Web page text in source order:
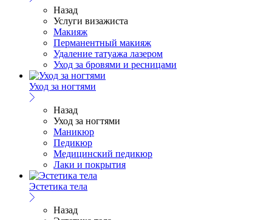
Назад
Услуги визажиста
Макияж
Перманентный макияж
Удаление татуажа лазером
Уход за бровями и ресницами
Уход за ногтями
Назад
Уход за ногтями
Маникюр
Педикюр
Медицинский педикюр
Лаки и покрытия
Эстетика тела
Назад